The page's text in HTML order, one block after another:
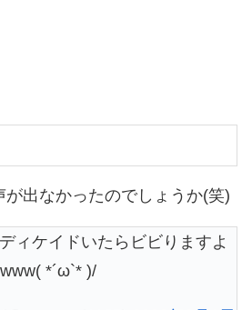
が出なかったのでしょうか(笑)
ィケイドいたらビビりますよ
www( *´ω`* )/